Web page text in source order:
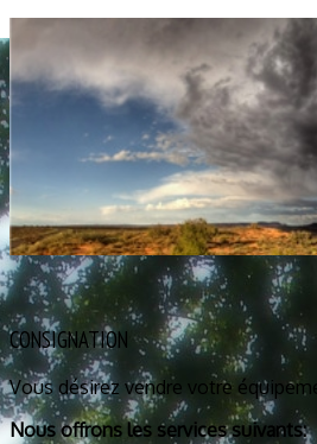
CONSIGNATION
Vous désirez vendre votre
Nous offrons les services suivants: